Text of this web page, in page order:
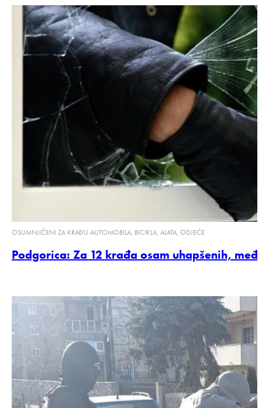
OSUMNJIČENI ZA KRAĐU AUTOMOBILA, BICIKLA, ALATA, ODJEĆE
Podgorica: Za 12 krađa osam uhapšenih,